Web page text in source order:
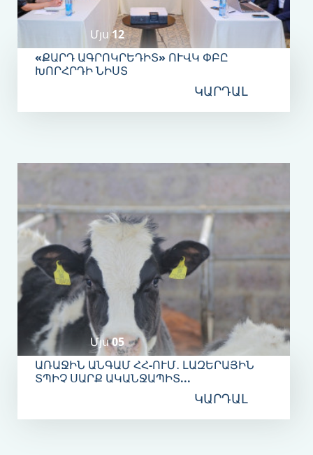
Մյս 12
«ՔԱՐԴ ԱԳՐՈԿՐԵԴԻՏ» ՈՒՎԿ ՓԲԸ
ԽՈՐՀՐԴԻ ՆԻՍՏ
ԿԱՐԴԱԼ
Մյս 05
ԱՌԱՋԻՆ ԱՆԳԱՄ ՀՀ-ՈՒՄ․ ԼԱԶԵՐԱՅԻՆ
ՏՊԻՉ ՍԱՐՔ ԱԿԱՆՋԱՊԻՏ...
ԿԱՐԴԱԼ